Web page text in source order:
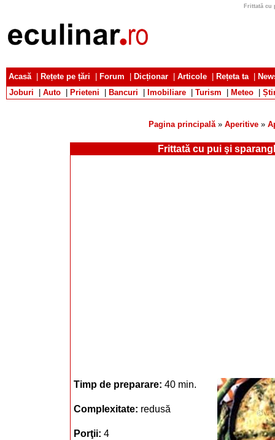
Frittată cu
Acasă| Rețete pe țări Forum Dicționar Articole Rețeta ta|
Joburi
Auto Prieteni Bancuri Imobiliare Turism Meteo
Pagina principală» Aperitive »
Frittată cu pui şi
Timp de preparare: 40 min.
Complexitate: redusă
Porţii: 4